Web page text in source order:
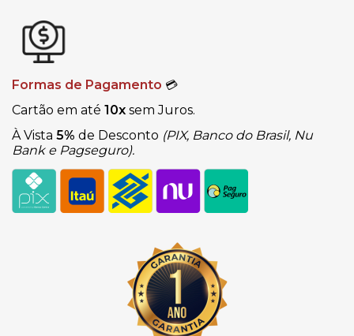
Formas de Pagamento 💳
Cartão em até 10x sem Juros.
À Vista 5% de Desconto (PIX, Banco do Brasil, Nu
Bank e Pagseguro).